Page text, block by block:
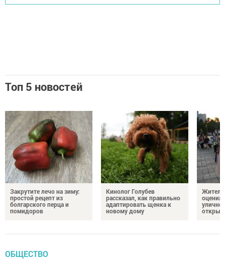
Топ 5 новостей
Закрутите лечо на зиму:
простой рецепт из
болгарского перца и
помидоров
Кинолог Голубев
рассказал, как правильно
адаптировать щенка к
новому дому
ОБЩЕСТВО